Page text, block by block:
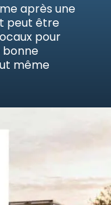
Services
Search
for:
après une
peut être
pour
bonne
même